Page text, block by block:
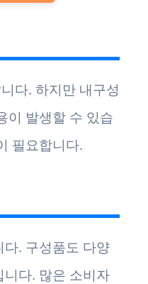
다. 하지만 내구성
이 발생할 수 있습
필요합니다.
. 구성품도 다양
다. 많은 소비자